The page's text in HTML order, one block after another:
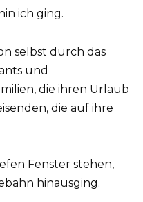
ich ging.
selbst durch das
und
die ihren Urlaub
die auf ihre
Fenster stehen,
hinausging.